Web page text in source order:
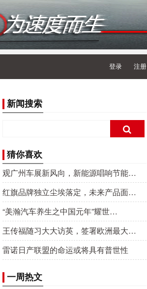
登录 注册
新闻搜索
猜你喜欢
观广州车展新风向，新能源唱响节能…
红旗品牌独立尘埃落定，未来产品面…
“美瀚汽车养生之中国元年”耀世…
王传福随习大大访英，签署欧洲最大…
雷诺日产联盟的命运或将具有普世性
一周热文